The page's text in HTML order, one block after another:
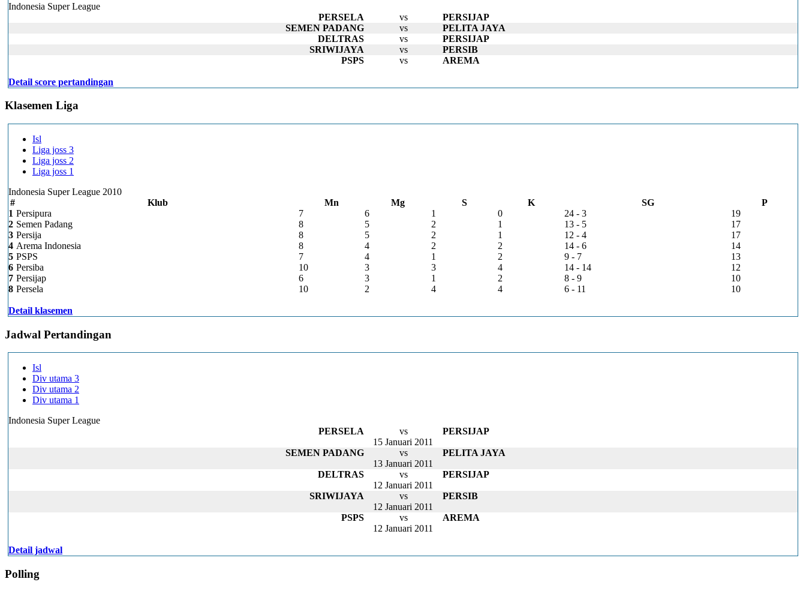
Indonesia Super League
PERSELA
vs
PERSIJAP
SEMEN PADANG
vs
PELITA JAYA
DELTRAS
vs
PERSIJAP
SRIWIJAYA
vs
PERSIB
PSPS
vs AREMA
Detail score pertandingan
Klasemen Liga
Isl
Liga joss 3
Liga joss 2
Liga joss 1
Indonesia Super League 2010
#
Klub Mn Mg S K SG
P
1 Persipura 7 6 1 0 24 - 3
19
2 Semen Padang 8 5 2 1 13 - 5
17
3 Persija 8 5 2 1 12 - 4
17
4 Arema Indonesia 8 4 2 2 14 - 6
14
5 PSPS 7 4 1 2 9 - 7
13
6 Persiba 10 3 3 4 14 - 14
12
7 Persijap 6 3 1 2 8 - 9
10
8 Persela 10 2 4 4 6 - 11 10
Detail klasemen
Jadwal Pertandingan
Isl
Div utama 3
Div utama 2
Div utama 1
Indonesia Super League
PERSELA
vs
PERSIJAP
15 Januari 2011
SEMEN PADANG
vs
PELITA JAYA
13 Januari 2011
DELTRAS
vs
PERSIJAP
12 Januari 2011
SRIWIJAYA
vs
PERSIB
12 Januari 2011
PSPS
vs
AREMA
12 Januari 2011
Detail jadwal
Polling